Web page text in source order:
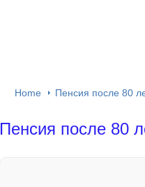
Home Пенсия после 80
Пенсия после 80